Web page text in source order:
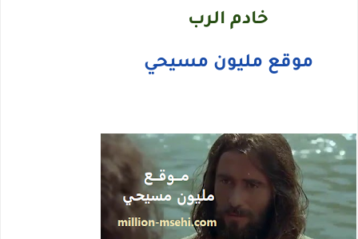
خادم الرب
موقع مليون مسيحي